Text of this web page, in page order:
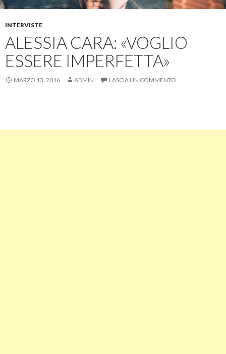
INTERVISTE
ALESSIA CARA: «VOGLIO
ESSERE IMPERFETTA»
MARZO 13, 2016 ADMIN LASCIA UN COMMENTO